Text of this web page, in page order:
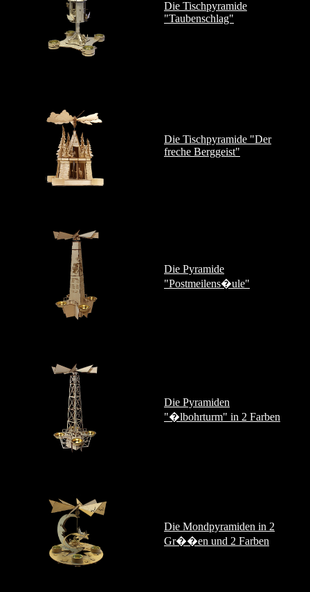
Die Tischpyramide
"Taubenschlag"
Die Tischpyramide "Der
freche Berggeist"
Die Pyramide
"Postmeilens�ule"
Die Pyramiden
"�lbohrturm" in 2 Farben
Die Mondpyramiden in 2
Gr��en und 2 Farben